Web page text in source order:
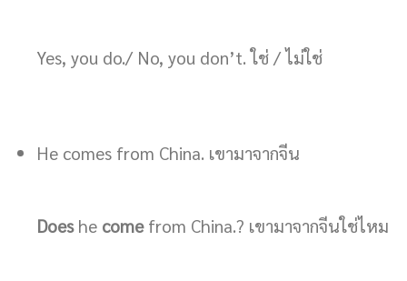
Yes, you do./ No, you don’t. ใช่ / ไม่ใช่
He comes from China. เขามาจากจีน
Doeshe comefrom China.? เขามาจากจีนใช่ไหม